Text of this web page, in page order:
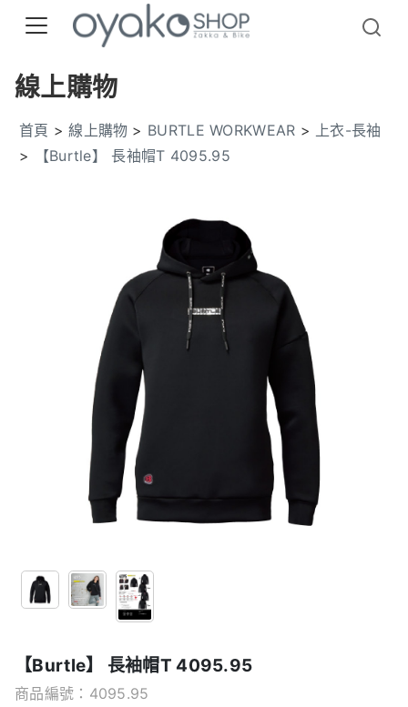
線上購物
首頁 >線上購物 > BURTLE WORKWEAR > 上衣-長袖
>
【Burtle】 長袖帽T 4095.95
【Burtle】 長袖帽T 4095.95
商品編號：4095.95